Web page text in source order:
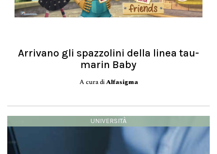
Arrivano gli spazzolini della linea tau-
marin Baby
A cura diAlfasigma
UNIVERSITÀ